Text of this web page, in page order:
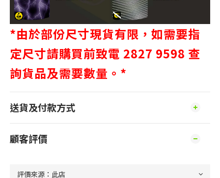
*由於部份尺寸現貨有限，如需要指
定尺寸請購買前致電 2827 9598 查
詢貨品及需要數量。*
送貨及付款方式
顧客評價